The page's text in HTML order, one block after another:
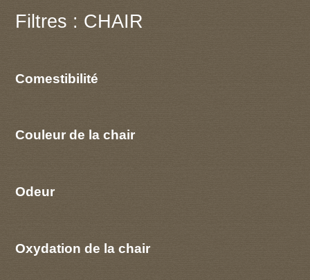
Filtres : CHAIR
Comestibilité
Couleur de la chair
Odeur
Oxydation de la chair